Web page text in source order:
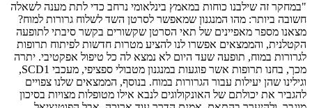
"במחקר זה שילבנו כוחות במאמץ בינלאומי נרחב כדי לתת מענה לשאלה
חשובה ביותר: מהו המנגנון שמאפשר לסרטן השד לשלוח גרורות למוח?
מצאנו מספר מאפיינים של תאי הסרטן שקשורים בקשר סיבתי לתופעה
הקטלנית, והממצאים אפשרו לנו להציע מטרות חדשות לפיתוח תרופות
לגרורות במוח, תופעה שעד היום לא נמצא לה כל טיפול אפקטיבי. יתרה
מכך, בחנו תרופות אשר פוגעות במנגנון מטבולי ספציפי, מעכבי SCD1,
וגילינו שהן יעילות עבור הגרורות במוח. בנוסף, הממצאים שלנו צפויים
להגביר את יכולתם של האונקולוגים לנבא אילו מטופלות מצויות בסיכון